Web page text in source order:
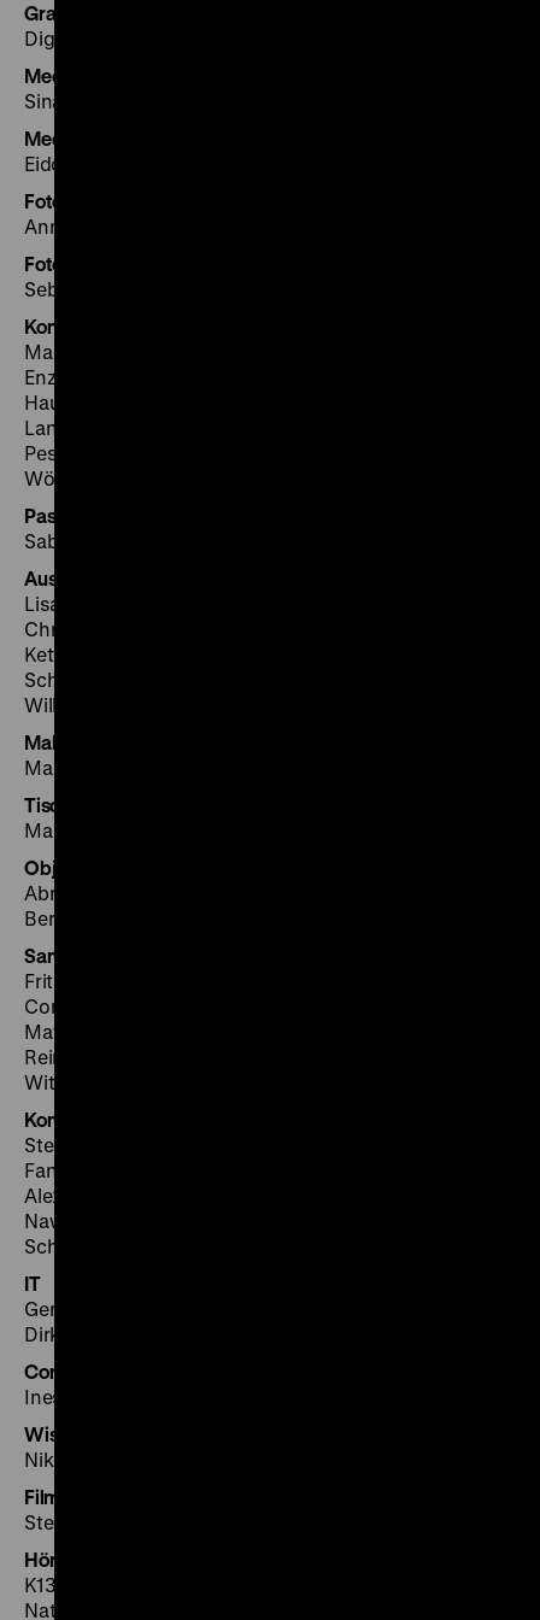
Grafikproduktion
Digidax, Potsdam
Mediengestaltung und Medientechnik
Sina Aghazadehsaeini, Felice Fornabaio
Medieninstallation
Eidotech GmbH, Berlin
Fotoservice
Anne-Dorte Krause, Claudia Küchler
Fotoarbeiten
Sebastian Ahlers, Indra Desnica
Konservatorische Betreuung
Martina Homolka (Leitung), Michaela Brand, Elke
Enzmann, Julia Garve, Juliane Girndt, Barbara
Haussmann, Ulrike Hügle, Olaf Ignaszewski, Mathias
Lang, Antje Nützmann, Matthes Nützmann, Hannah
Pesch, Anne Ristau, Claartje van Haaften, Annine
Wöllner, Judith Zimmer, Maxi Zimmermann
Passepartourierung und Rahmung
Sabina Fernández-Weiß
Ausstellungsbau und Werkstätten
Lisa Berchtold (Leitung), Jens Albert, Sven Brosig,
Christin Elle, Anette Forkert, Susanne Hennig, Torsten
Ketteniß, Kai-Evert Kriege, Holger Lehmann, Ralf
Schulze, Thomas Strehl, Stefan Thimm, Gunnar
Wilhelm
Malerarbeiten
Malermeister Antosch, Berlin
Tischlerarbeiten
Max Leppinius GmbH Messebauten, Birkenwerder
Objektmontage
Abrell & van den Berg – Ausstellungsservice GbR,
Berlin
Sammlungen
Fritz Backhaus (Abteilungsdirektor), Wolfgang
Cortjaens, Julia Franke, Thomas Jander, Aaron Jochim,
Matthias Miller, Katrin Peters-Klaphake, Brigitte
Reineke, Matthias Struch, Thomas Weißbrich, Sabine
Witt
Kommunikation
Stephan Adam, Christina Behrendt, Ina Frodermann,
Fanny Heidenreich, Jenny Jakubik, Daniela Lange,
Alexandra de Léon, Thabea Lintzmeyer, Ilka Linz, Jana
Nawrot, Nicola Schnell, Peter Schützhold, Oliver
Schweinoch
IT
Gerhard Schmitt (Leitung), Alexandra Gelemerova, Jan
Dirk Kluge, Uwe Naujack, Magnus Wagner
Controlling
Ines Baginski, Ramona Selchow
Wissenschaftliches Programm
Nike Thurn
Filmreihe
Stephan Ahrens, Jörg Frieß
Hörführung
K13, Kinomischung und Tonstudio, Berlin
Nathanael Kuck, Berlin